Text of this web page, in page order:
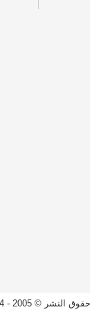
حقوق النشر © 2005 - 2024 الندوبية العامة للتنمية الجهوية. جميع الحقوق محفوظة.